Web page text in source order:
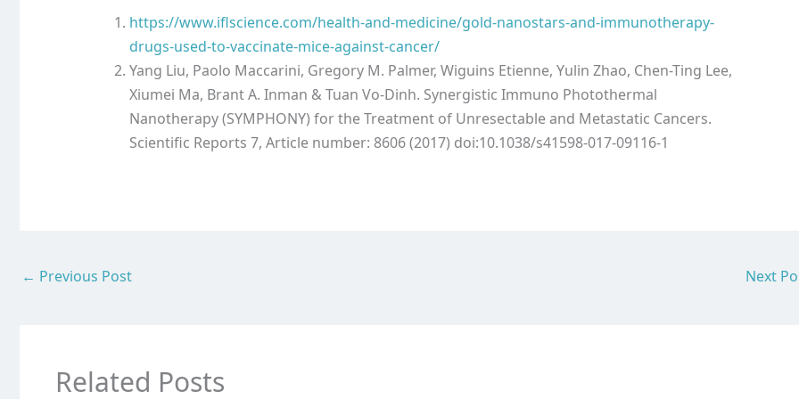
https://www.iflscience.com/health-and-medicine/gold-nanostars-and-immunotherapy-
drugs-used-to-vaccinate-mice-against-cancer/
Yang Liu, Paolo Maccarini, Gregory M. Palmer, Wiguins Etienne, Yulin Zhao, Chen-Ting Lee,
Xiumei Ma, Brant A. Inman & Tuan Vo-Dinh. Synergistic Immuno Photothermal
Nanotherapy (SYMPHONY) for the Treatment of Unresectable and Metastatic Cancers.
Scientific Reports 7, Article number: 8606 (2017) doi:10.1038/s41598-017-09116-1
← Previous Post Next
Related Posts